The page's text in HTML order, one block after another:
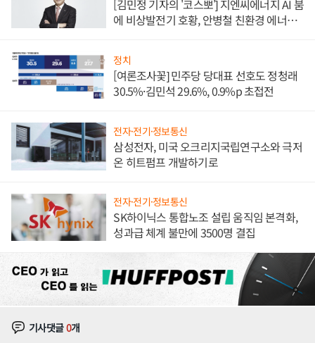
[김민정 기자의 '코스뽀'] 지엔씨에너지 AI 붐
에 비상발전기 호황, 안병철 친환경 에너지
정치
[여론조사꽃] 민주당 당대표 선호도 정청래
30.5%·김민석 29.6%, 0.9%p 초접전
전자·전기·정보통신
삼성전자, 미국 오크리지국립연구소와 극저
온 히트펌프 개발하기로
전자·전기·정보통신
SK하이닉스 통합노조 설립 움직임 본격화,
성과급 체계 불만에 3500명 결집
기사댓글0개